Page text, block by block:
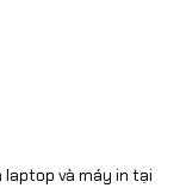
laptop và máy in tại